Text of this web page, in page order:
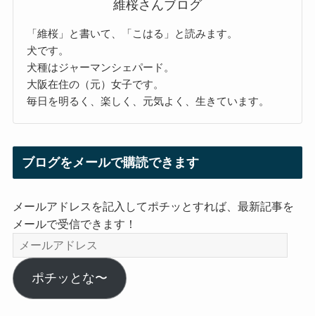
維桜さんブログ
「維桜」と書いて、「こはる」と読みます。
犬です。
犬種はジャーマンシェパード。
大阪在住の（元）女子です。
毎日を明るく、楽しく、元気よく、生きています。
ブログをメールで購読できます
メールアドレスを記入してポチッとすれば、最新記事を
メールで受信できます！
メ
ー
ル
ア
ポチッとな〜